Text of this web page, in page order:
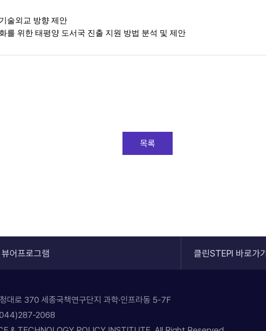
술외교 방향 제안
를 위한 태평양 도서국 진출 지원 방법 분석 및 제안
목록
뷰어프로그램 클린STEPI 바로가
대로 370 세종국책연구단지 과학·인프라동 5-7F
2068